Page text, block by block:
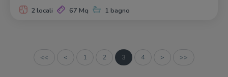
2 locali 67 Mq 1 bagno
<< < 1 2 3 4 > >>